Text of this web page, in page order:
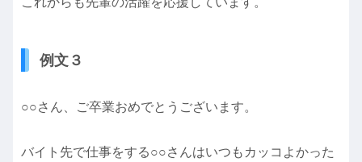
例文３
○○さん、ご卒業おめでとうございます。
バイト先で仕事をする○○さんはいつもカッコよかった